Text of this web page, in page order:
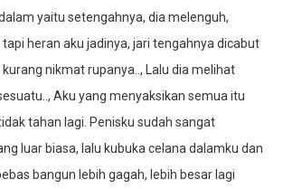
yaitu setengahnya, dia melenguh,
tapi heran aku jadinya, jari tengahnya dicabut
kurang nikmat rupanya.., Lalu dia melihat
Aku yang menyaksikan semua itu
tahan lagi. Penisku sudah sangat
luar biasa, lalu kubuka celana dalamku dan
bangun lebih gagah, lebih besar lagi